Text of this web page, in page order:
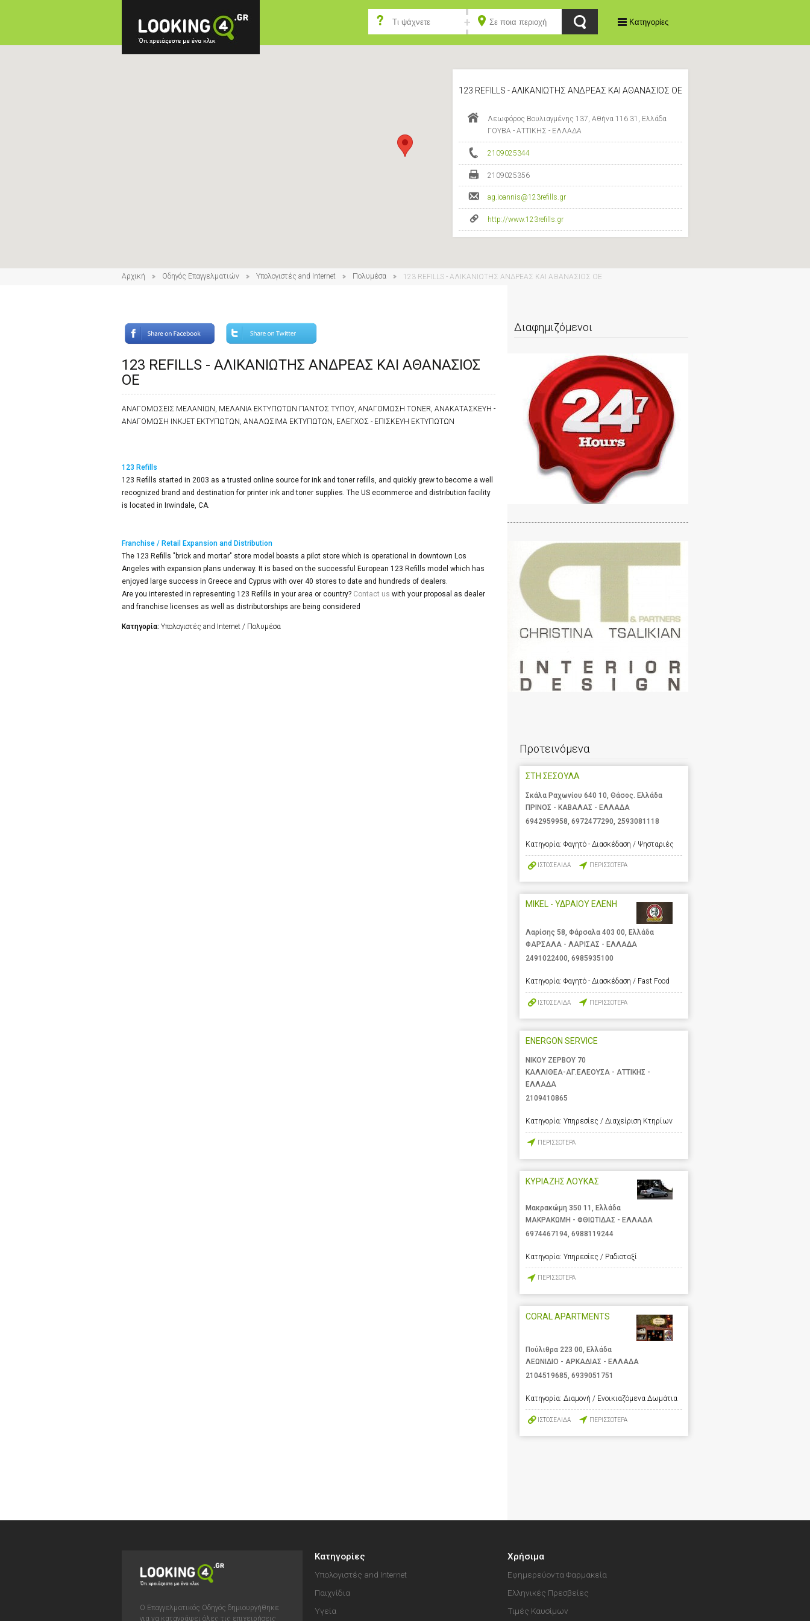
Κατηγορίες
123 REFILLS - ΑΛΙΚΑΝΙΩΤΗΣ ΑΝΔΡΕΑΣ ΚΑΙ ΑΘΑΝΑΣΙΟΣ ΟΕ
Λεωφόρος Βουλιαγμένης 137, Αθήνα 116 31, Ελλάδα
ΓΟΥΒΑ - ΑΤΤΙΚΗΣ - ΕΛΛΑΔΑ
2109025344
2109025356
ag.ioannis@123refills.gr
http://www.123refills.gr
Αρχική Οδηγός Επαγγελματιών Υπολογιστές and Internet Πολυμέσα 123 REFILLS - ΑΛΙΚΑΝΙΩΤΗΣ ΑΝΔΡΕΑΣ ΚΑΙ ΑΘΑΝΑΣΙΟΣ ΟΕ
123 REFILLS - ΑΛΙΚΑΝΙΩΤΗΣ ΑΝΔΡΕΑΣ ΚΑΙ ΑΘΑΝΑΣΙΟΣ
ΟΕ
ΑΝΑΓΟΜΩΣΕΙΣ ΜΕΛΑΝΙΩΝ, ΜΕΛΑΝΙΑ ΕΚΤΥΠΩΤΩΝ ΠΑΝΤΟΣ ΤΥΠΟΥ, ΑΝΑΓΟΜΩΣΗ TONER, ΑΝΑΚΑΤΑΣΚΕΥΗ -
ΑΝΑΓΟΜΩΣΗ INKJET ΕΚΤΥΠΩΤΩΝ, ΑΝΑΛΩΣΙΜΑ ΕΚΤΥΠΩΤΩΝ, ΕΛΕΓΧΟΣ - ΕΠΙΣΚΕΥΗ ΕΚΤΥΠΩΤΩΝ
123 Refills
123 Refills started in 2003 as a trusted online source for ink and toner refills, and quickly grew to become a well
recognized brand and destination for printer ink and toner supplies. The US ecommerce and distribution facility
is located in Irwindale, CA.
Franchise / Retail Expansion and Distribution
The 123 Refills "brick and mortar" store model boasts a pilot store which is operational in downtown Los
Angeles with expansion plans underway. It is based on the successful European 123 Refills model which has
enjoyed large success in Greece and Cyprus with over 40 stores to date and hundreds of dealers.
Are you interested in representing 123 Refills in your area or country? Contact us with your proposal as dealer
and franchise licenses as well as distributorships are being considered
Κατηγορία: Υπολογιστές and Internet / Πολυμέσα
Διαφημιζόμενοι
Προτεινόμενα
ΣΤΗ ΣΕΣΟΥΛΑ
Σκάλα Ραχωνίου 640 10, Θάσος. Ελλάδα
ΠΡΙΝΟΣ - ΚΑΒΑΛΑΣ - ΕΛΛΑΔΑ
6942959958 6972477290 2593081118
Κατηγορία: Φαγητό - Διασκέδαση / Ψησταριές
ΙΣΤΟΣΕΛΙΔΑ ΠΕΡΙΣΣΟΤΕΡΑ
MIKEL - ΥΔΡΑΙΟΥ ΕΛΕΝΗ
Λαρίσης 58, Φάρσαλα 403 00, Ελλάδα
ΦΑΡΣΑΛΑ - ΛΑΡΙΣΑΣ - ΕΛΛΑΔΑ
2491022400, 6985935100
Κατηγορία: Φαγητό - Διασκέδαση / Fast Food
ΙΣΤΟΣΕΛΙΔΑ ΠΕΡΙΣΣΟΤΕΡΑ
ENERGON SERVICE
ΝΙΚΟΥ ΖΕΡΒΟΥ 70
ΚΑΛΛΙΘΕΑ-ΑΓ.ΕΛΕΟΥΣΑ - ΑΤΤΙΚΗΣ -
ΕΛΛΑΔΑ
2109410865
Κατηγορία: Υπηρεσίες / Διαχείριση Κτηρίων
ΠΕΡΙΣΣΟΤΕΡΑ
ΚΥΡΙΑΖΗΣ ΛΟΥΚΑΣ
Μακρακώμη 350 11, Ελλάδα
ΜΑΚΡΑΚΩΜΗ - ΦΘΙΩΤΙΔΑΣ - ΕΛΛΑΔΑ
6974467194 6988119244
Κατηγορία: Υπηρεσίες / Ραδιοταξί
ΠΕΡΙΣΣΟΤΕΡΑ
CORAL APARTMENTS
Πούλιθρα 223 00, Ελλάδα
ΛΕΩΝΙΔΙΟ - ΑΡΚΑΔΙΑΣ - ΕΛΛΑΔΑ
2104519685, 6939051751
Κατηγορία: Διαμονή / Ενοικιαζόμενα Δωμάτια
ΙΣΤΟΣΕΛΙΔΑ ΠΕΡΙΣΣΟΤΕΡΑ
Ο Επαγγελματικός Οδηγός δημιουργήθηκε
για να καταγράψει όλες τις επιχειρήσεις
Κατηγορίες
Υπολογιστές and Internet
Παιχνίδια
Υγεία
Χρήσιμα
Εφημερεύοντα Φαρμακεία
Ελληνικές Πρεσβείες
Τιμές Καυσίμων